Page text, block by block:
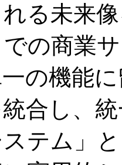
る未来
の商業
の機能
合し、
テム」